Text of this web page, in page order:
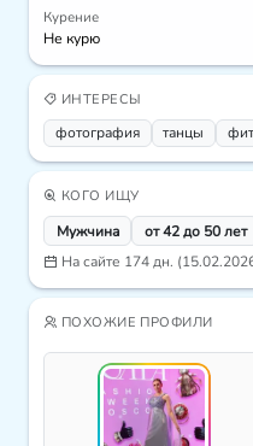
Курение
Не курю
ИНТЕРЕСЫ
фотография танцы
КОГО ИЩУ
Мужчина
от 42 до 50 лет
На сайте 174 дн.
ПОХОЖИЕ ПРОФИЛИ